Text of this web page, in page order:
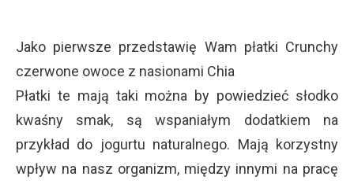
Jako pierwsze przedstawię Wam płatki Crunchy
czerwone owoce z nasionami Chia
Płatki te mają taki można by powiedzieć słodko
kwaśny smak, są wspaniałym dodatkiem na
przykład do jogurtu naturalnego. Mają korzystny
wpływ na nasz organizm, między innymi na pracę